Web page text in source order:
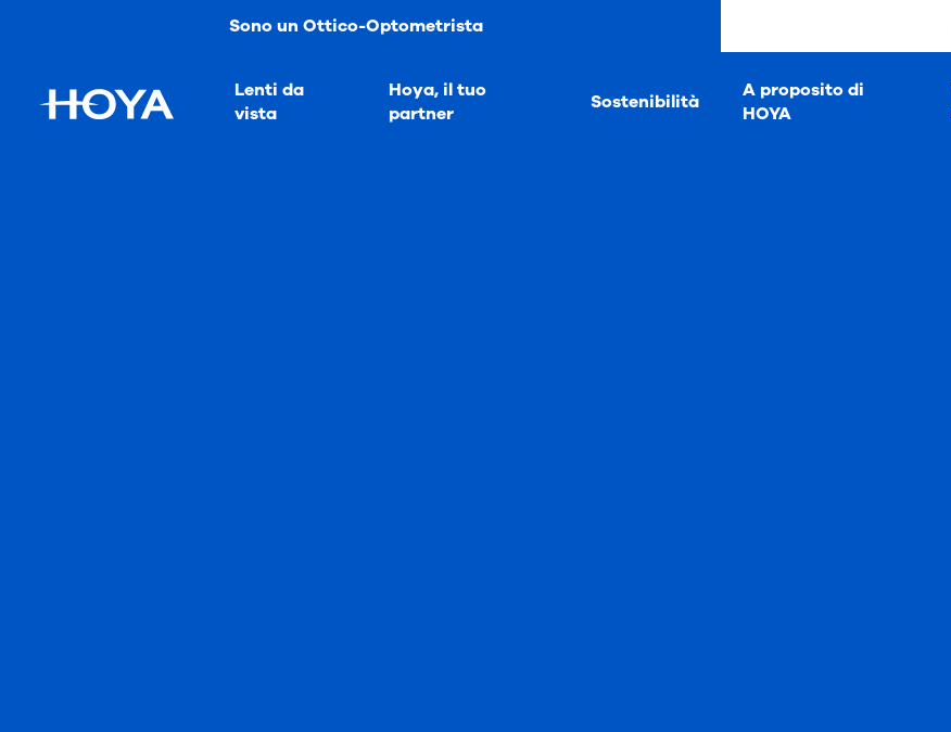
Sono un Ottico-Optometrista
Lenti da
vista
Hoya, il tuo
partner
Sostenibilità
A proposito di
HOYA